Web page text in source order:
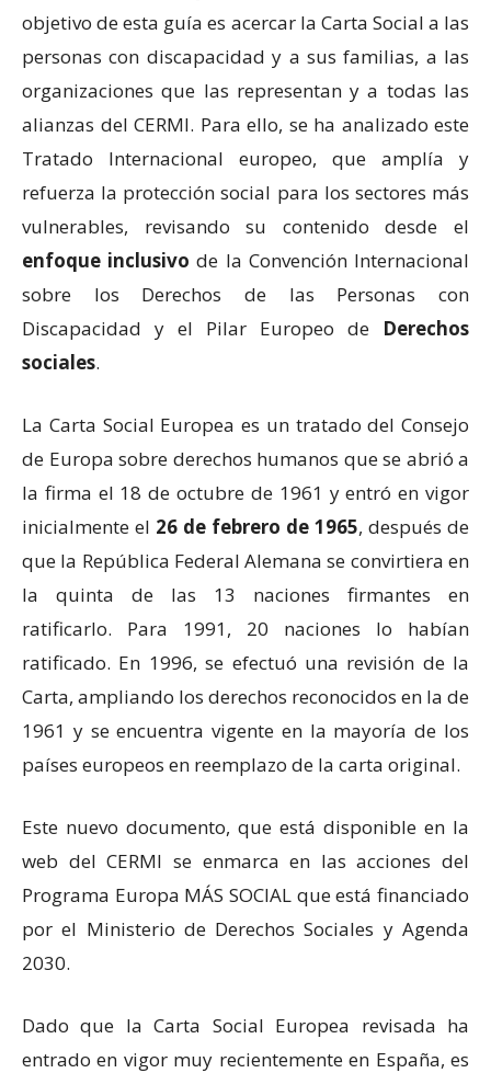
objetivo de esta guía es acercar la Carta Social a las
personas con discapacidad y a sus familias, a las
organizaciones que las representan y a todas las
alianzas del CERMI. Para ello, se ha analizado este
Tratado Internacional europeo, que amplía y
refuerza la protección social para los sectores más
vulnerables, revisando su contenido desde el
enfoque inclusivo de la Convención Internacional
sobre los Derechos de las Personas con
Discapacidad y el Pilar Europeo de Derechos
sociales.
La Carta Social Europea es un tratado del Consejo
de Europa sobre derechos humanos que se abrió a
la firma el 18 de octubre de 1961 y entró en vigor
inicialmente el 26 de febrero de 1965, después de
que la República Federal Alemana se convirtiera en
la quinta de las 13 naciones firmantes en
ratificarlo. Para 1991, 20 naciones lo habían
ratificado. En 1996, se efectuó una revisión de la
Carta, ampliando los derechos reconocidos en la de
1961 y se encuentra vigente en la mayoría de los
países europeos en reemplazo de la carta original.
Este nuevo documento, que está disponible en la
web del CERMI se enmarca en las acciones del
Programa Europa MÁS SOCIAL que está financiado
por el Ministerio de Derechos Sociales y Agenda
2030.
Dado que la Carta Social Europea revisada ha
entrado en vigor muy recientemente en España, es